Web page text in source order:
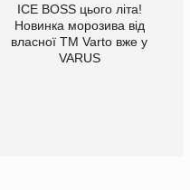
ICE BOSS цього літа!
Новинка морозива від
власної ТМ Varto вже у
VARUS